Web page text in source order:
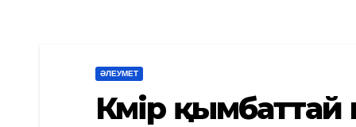
ӘЛЕУМЕТ
Көмір қымбаттай